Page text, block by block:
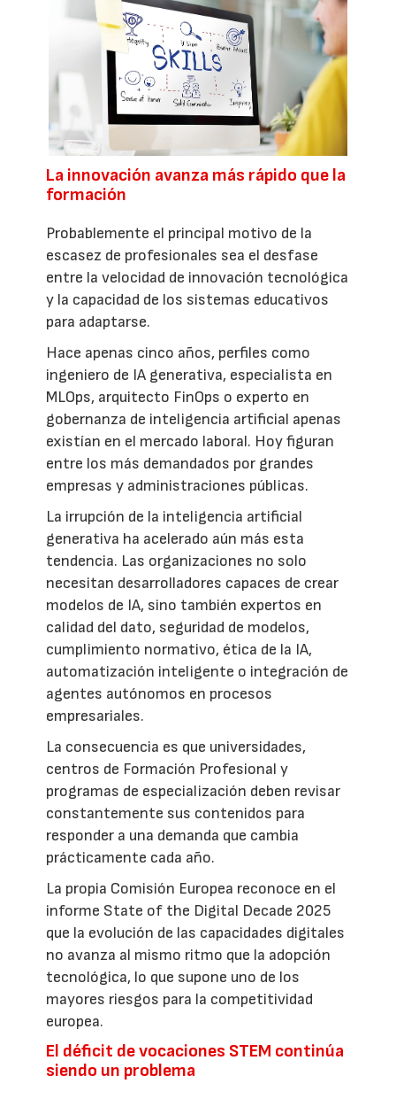
La innovación avanza más rápido que la
formación
Probablemente el principal motivo de la
escasez de profesionales sea el desfase
entre la velocidad de innovación tecnológica
y la capacidad de los sistemas educativos
para adaptarse.
Hace apenas cinco años, perfiles como
ingeniero de IA generativa, especialista en
MLOps, arquitecto FinOps o experto en
gobernanza de inteligencia artificial apenas
existían en el mercado laboral. Hoy figuran
entre los más demandados por grandes
empresas y administraciones públicas.
La irrupción de la inteligencia artificial
generativa ha acelerado aún más esta
tendencia. Las organizaciones no solo
necesitan desarrolladores capaces de crear
modelos de IA, sino también expertos en
calidad del dato, seguridad de modelos,
cumplimiento normativo, ética de la IA,
automatización inteligente o integración de
agentes autónomos en procesos
empresariales.
La consecuencia es que universidades,
centros de Formación Profesional y
programas de especialización deben revisar
constantemente sus contenidos para
responder a una demanda que cambia
prácticamente cada año.
La propia Comisión Europea reconoce en el
informe State of the Digital Decade 2025
que la evolución de las capacidades digitales
no avanza al mismo ritmo que la adopción
tecnológica, lo que supone uno de los
mayores riesgos para la competitividad
europea.
El déficit de vocaciones STEM continúa
siendo un problema